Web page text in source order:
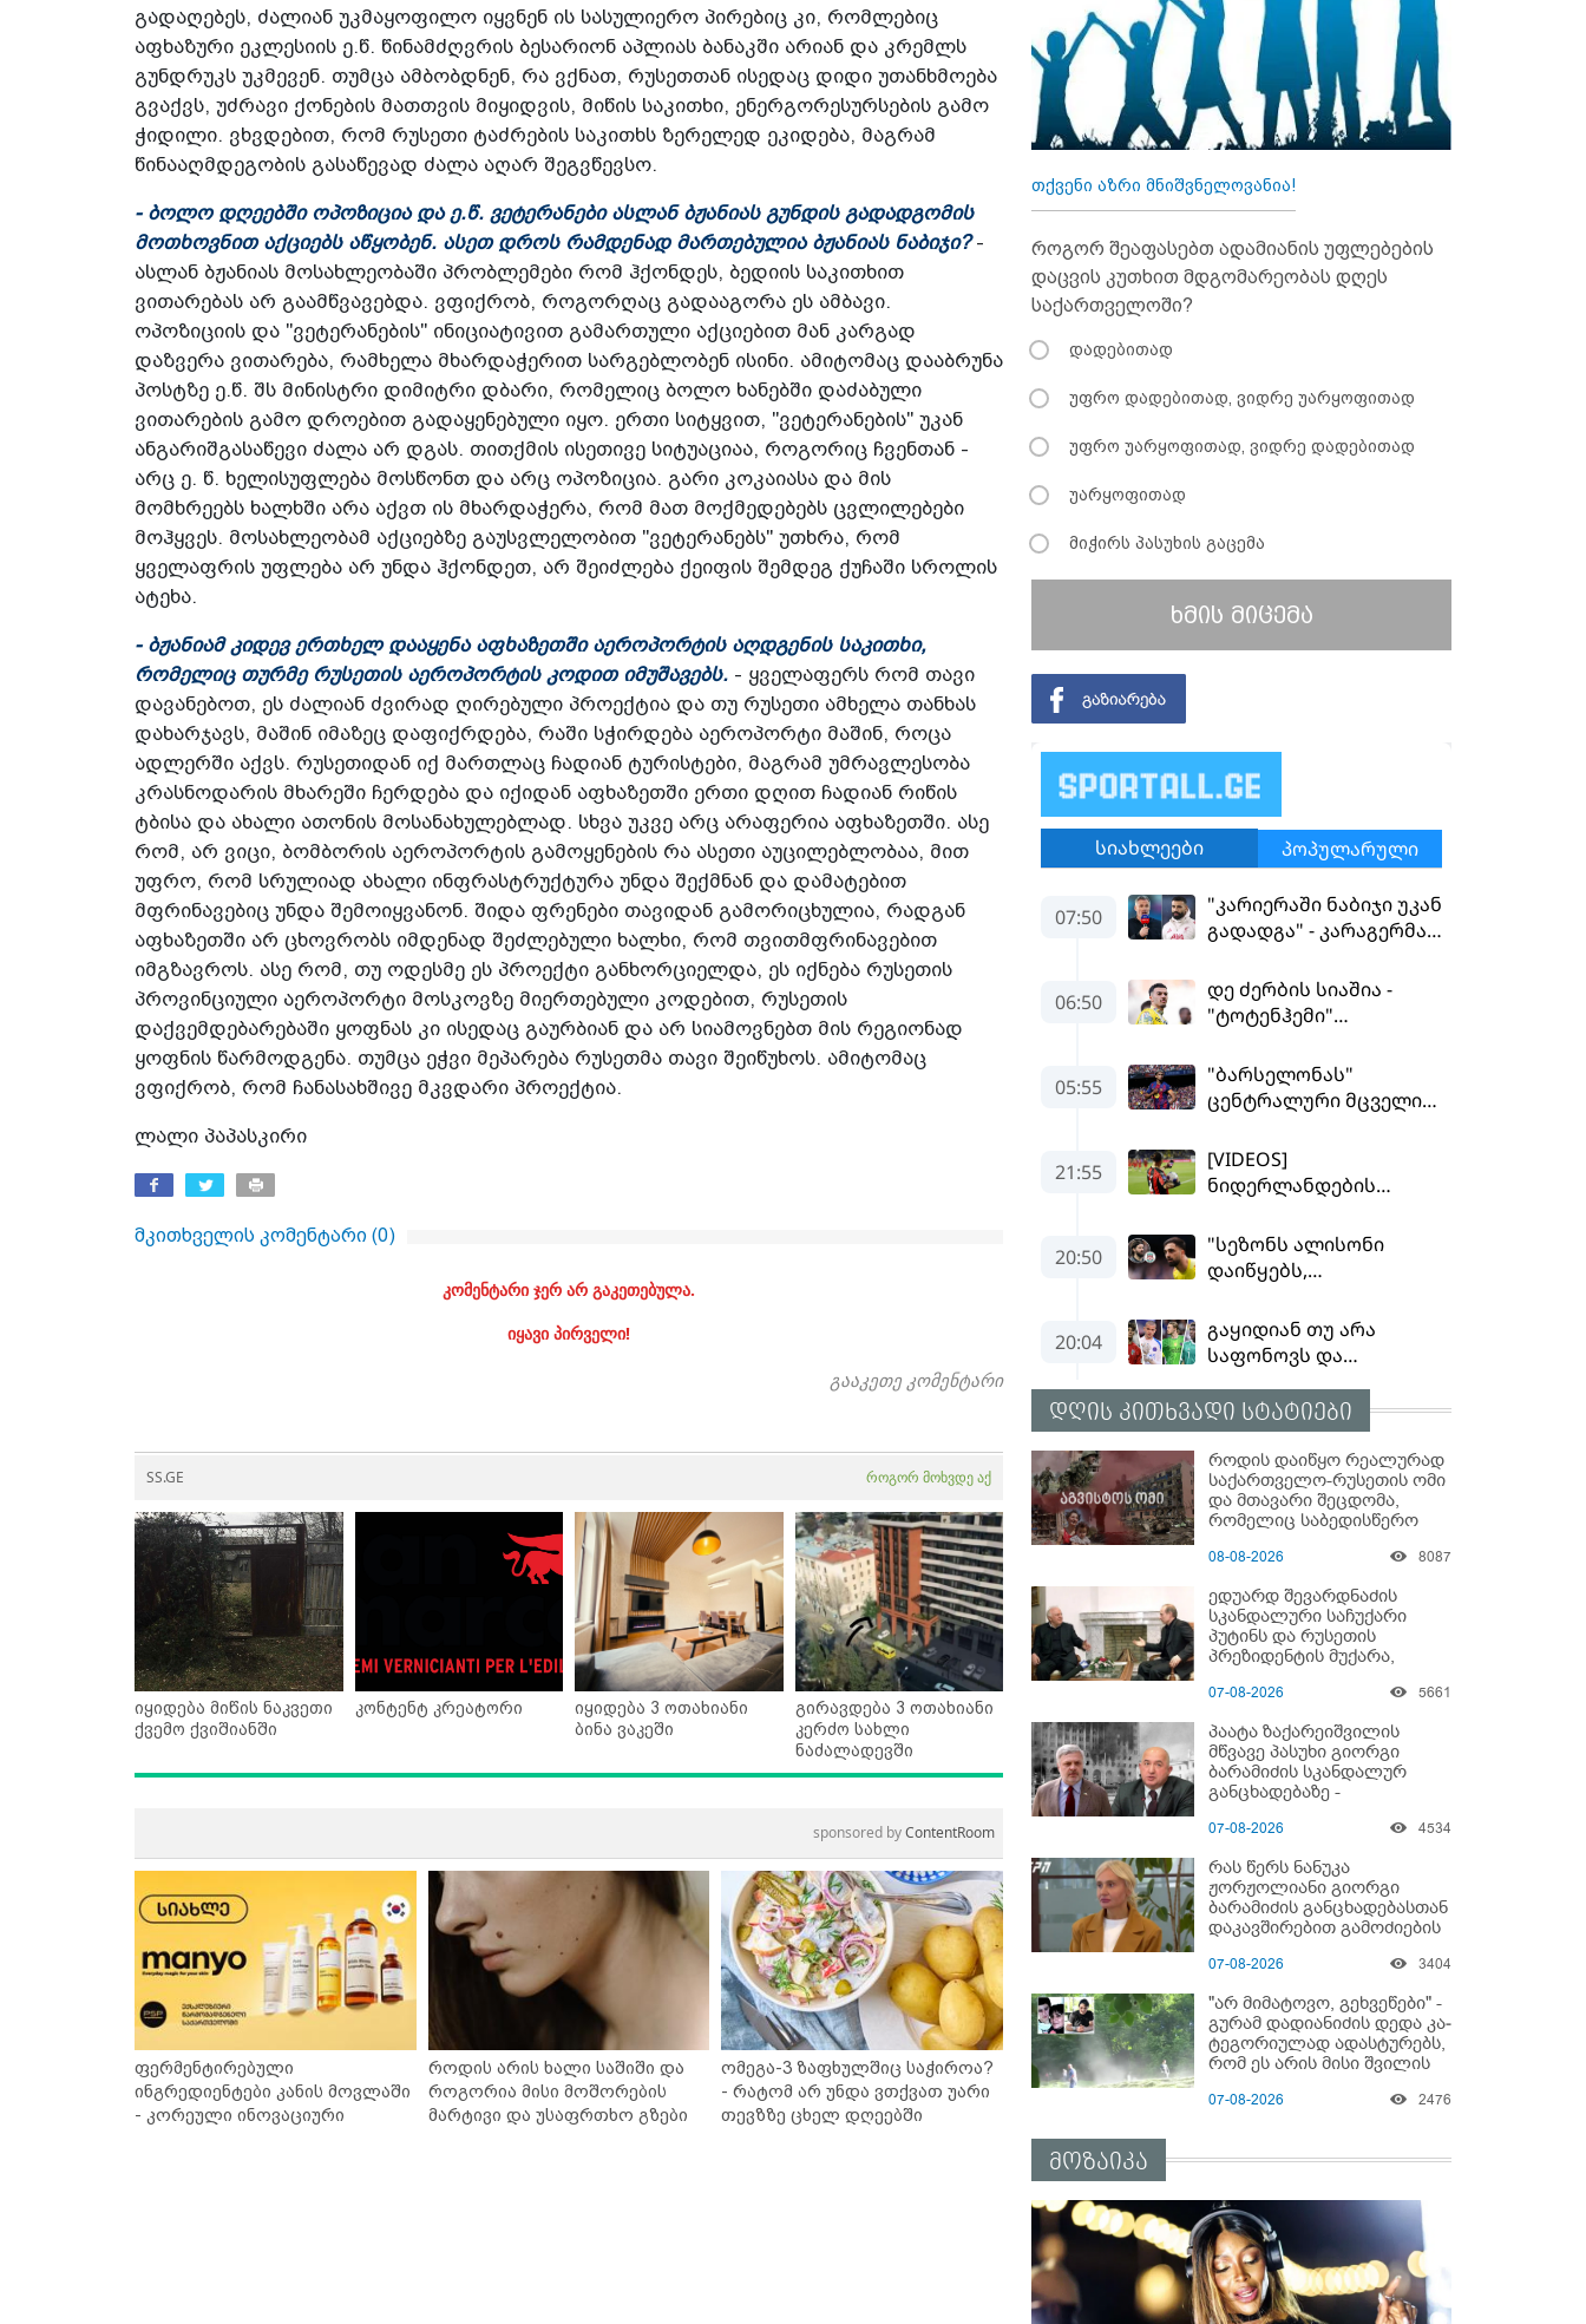
გადაღებეს, ძალიან უკმაყოფილო იყვნენ ის სასულიერო პირებიც კი, რომლებიც
აფხაზური ეკლესიის ე.წ. წინამძღვრის ბესარიონ აპლიას ბანაკში არიან და კრემლს
გუნდრუკს უკმევენ. თუმცა ამბობდნენ, რა ვქნათ, რუსეთთან ისედაც დიდი უთანხმოება
გვაქვს, უძრავი ქონების მათთვის მიყიდვის, მიწის საკითხი, ენერგორესურსების გამო
ჭიდილი. ვხვდებით, რომ რუსეთი ტაძრების საკითხს ზერელედ ეკიდება, მაგრამ
წინააღმდეგობის გასაწევად ძალა აღარ შეგვწევსო.
- ბოლო დღეებში ოპოზიცია და ე.წ. ვეტერანები ასლან ბჟანიას გუნდის გადადგომის
მოთხოვნით აქციებს აწყობენ. ასეთ დროს რამდენად მართებულია ბჟანიას ნაბიჯი?-
ასლან ბჟანიას მოსახლეობაში პრობლემები რომ ჰქონდეს, ბედიის საკითხით
ვითარებას არ გაამწვავებდა. ვფიქრობ, როგორღაც გადააგორა ეს ამბავი.
ოპოზიციის და "ვეტერანების" ინიციატივით გამართული აქციებით მან კარგად
დაზვერა ვითარება, რამხელა მხარდაჭერით სარგებლობენ ისინი. ამიტომაც დააბრუნა
პოსტზე ე.წ. შს მინისტრი დიმიტრი დბარი, რომელიც ბოლო ხანებში დაძაბული
ვითარების გამო დროებით გადაყენებული იყო. ერთი სიტყვით, "ვეტერანების" უკან
ანგარიშგასაწევი ძალა არ დგას. თითქმის ისეთივე სიტუაციაა, როგორიც ჩვენთან -
არც ე. წ. ხელისუფლება მოსწონთ და არც ოპოზიცია. გარი კოკაიასა და მის
მომხრეებს ხალხში არა აქვთ ის მხარდაჭერა, რომ მათ მოქმედებებს ცვლილებები
მოჰყვეს. მოსახლეობამ აქციებზე გაუსვლელობით "ვეტერანებს" უთხრა, რომ
ყველაფრის უფლება არ უნდა ჰქონდეთ, არ შეიძლება ქეიფის შემდეგ ქუჩაში სროლის
ატეხა.
- ბჟანიამ კიდევ ერთხელ დააყენა აფხაზეთში აეროპორტის აღდგენის საკითხი,
რომელიც თურმე რუსეთის აეროპორტის კოდით იმუშავებს. - ყველაფერს რომ თავი
დავანებოთ, ეს ძალიან ძვირად ღირებული პროექტია და თუ რუსეთი ამხელა თანხას
დახარჯავს, მაშინ იმაზეც დაფიქრდება, რაში სჭირდება აეროპორტი მაშინ, როცა
ადლერში აქვს. რუსეთიდან იქ მართლაც ჩადიან ტურისტები, მაგრამ უმრავლესობა
კრასნოდარის მხარეში ჩერდება და იქიდან აფხაზეთში ერთი დღით ჩადიან რიწის
ტბისა და ახალი ათონის მოსანახულებლად. სხვა უკვე არც არაფერია აფხაზეთში. ასე
რომ, არ ვიცი, ბომბორის აეროპორტის გამოყენების რა ასეთი აუცილებლობაა, მით
უფრო, რომ სრულიად ახალი ინფრასტრუქტურა უნდა შექმნან და დამატებით
მფრინავებიც უნდა შემოიყვანონ. შიდა ფრენები თავიდან გამორიცხულია, რადგან
აფხაზეთში არ ცხოვრობს იმდენად შეძლებული ხალხი, რომ თვითმფრინავებით
იმგზავროს. ასე რომ, თუ ოდესმე ეს პროექტი განხორციელდა, ეს იქნება რუსეთის
პროვინციული აეროპორტი მოსკოვზე მიერთებული კოდებით, რუსეთის
დაქვემდებარებაში ყოფნას კი ისედაც გაურბიან და არ სიამოვნებთ მის რეგიონად
ყოფნის წარმოდგენა. თუმცა ეჭვი მეპარება რუსეთმა თავი შეიწუხოს. ამიტომაც
ვფიქრობ, რომ ჩანასახშივე მკვდარი პროექტია.
ლალი პაპასკირი
მკითხველის კომენტარი (0)
კომენტარი ჯერ არ გაკეთებულა.
იყავი პირველი!
გააკეთე კომენტარი
SS.GE როგორ მოხვდე აქ
იყიდება მიწის ნაკვეთი
ქვემო ქვიშიანში
კონტენტ კრეატორი
იყიდება 3 ოთახიანი
ბინა ვაკეში
გირავდება 3 ოთახიანი
კერძო სახლი
ნაძალადევში
sponsored byContentRoom
ფერმენტირებული
ინგრედიენტები კანის მოვლაში
- კორეული ინოვაციური
როდის არის ხალი საშიში და
როგორია მისი მოშორების
მარტივი და უსაფრთხო გზები
ომეგა-3 ზაფხულშიც საჭიროა?
- რატომ არ უნდა ვთქვათ უარი
თევზზე ცხელ დღეებში
თქვენი აზრი მნიშვნელოვანია!
როგორ შეაფასებთ ადამიანის უფლებების
დაცვის კუთხით მდგომარეობას დღეს
საქართველოში?
დადებითად
უფრო დადებითად, ვიდრე უარყოფითად
უფრო უარყოფითად, ვიდრე დადებითად
უარყოფითად
მიჭირს პასუხის გაცემა
ხმის მიცემა
დღის კითხვადი სტატიები
როდის დაიწყო რეალურად
საქართველო-რუსეთის ომი
და მთავარი შეცდომა,
რომელიც საბედისწერო
08-08-2026 8087
ედუარდ შევარდნაძის
სკანდალური საჩუქარი
პუტინს და რუსეთის
პრეზიდენტის მუქარა,
აასრულა
07-08-2026 5661
პაატა ზაქარეიშვილის
მწვავე პასუხი გიორგი
ბარამიძის სკანდალურ
განცხადებაზე -
ვიცი... კამანში მოკლული
გადმოვასვენე... ბარამიძე
კი ტყუის"
07-08-2026 4534
რას წერს ნანუკა
ჟორჟოლიანი გიორგი
ბარამიძის განცხადებასთან
დაკავშირებით გამოძიების
07-08-2026 3404
"არ მიმატოვო, გეხვეწები" -
გუ­რა­მ დადიანიძის დედა კა­
ტე­გო­რი­უ­ლად ადას­ტუ­რებს,
რომ ეს არის მისი შვი­ლის
07-08-2026 2476
მოზაიკა